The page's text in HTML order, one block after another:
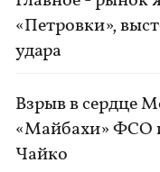
«Петровки»,
удара
Взрыв в сердце
«Майбахи» ФСО
Чайко